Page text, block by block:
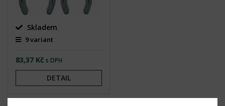
Skladem
9 variant
83,37 Kč s DPH
DETAIL